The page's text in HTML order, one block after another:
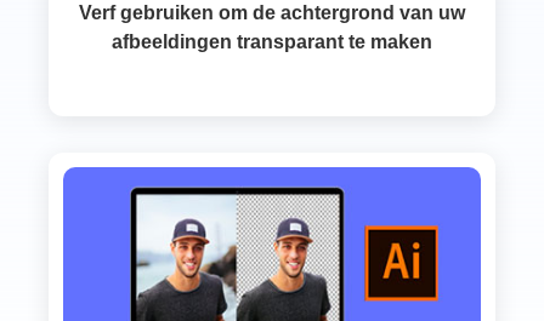
Verf gebruiken om de achtergrond van uw
afbeeldingen transparant te maken